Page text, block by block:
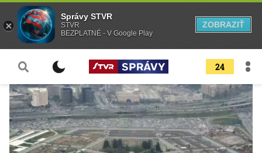
24
Správy STVR
STVR
BEZPLATNÉ - V Google Play
ZOBRAZIŤ